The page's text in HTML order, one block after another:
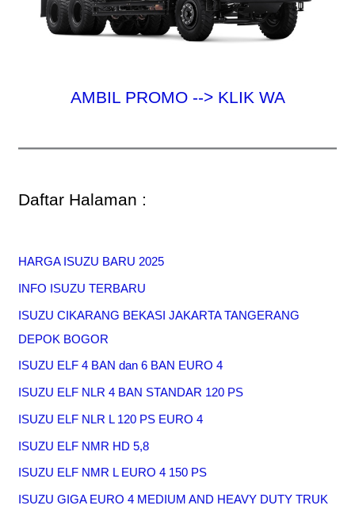
AMBIL PROMO --> KLIK WA
Daftar Halaman :
HARGA ISUZU BARU 2025
INFO ISUZU TERBARU
ISUZU CIKARANG BEKASI JAKARTA TANGERANG
DEPOK BOGOR
ISUZU ELF 4 BAN dan 6 BAN EURO 4
ISUZU ELF NLR 4 BAN STANDAR 120 PS
ISUZU ELF NLR L 120 PS EURO 4
ISUZU ELF NMR HD 5,8
ISUZU ELF NMR L EURO 4 150 PS
ISUZU GIGA EURO 4 MEDIUM AND HEAVY DUTY TRUK